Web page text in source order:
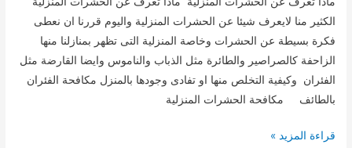
الكثير منا لايعرف شيئا عن الحشرات المنزلية واليوم قررنا ان نعطى
فكرة بسيطة عن الحشرات وخاصة المنزلية التى تظهر بمنازلنا منها
الزاحفة كالصراصير والطائرة مثل الذباب والناموس وايضا القارضة مثل
الفئران وكيفية التخلص منها او تفادى وجودها بالمنزل مكافحة الفئران
بالطائف مكافحة الحشرات المنزلية
ماذا
قراءة المزيد »